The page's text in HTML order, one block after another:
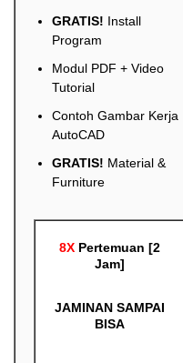
GRATIS! Install
Program
Modul PDF + Video
Tutorial
Contoh Gambar Kerja
AutoCAD
GRATIS! Material &
Furniture
8X Pertemuan [2
Jam]
JAMINAN SAMPAI
BISA